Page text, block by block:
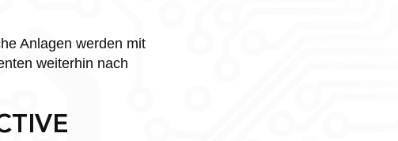
Anlagen werden mit
weiterhin nach